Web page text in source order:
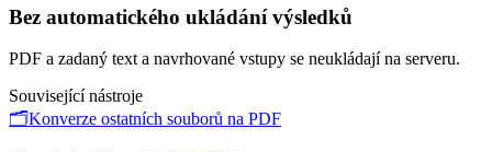
Bez automatického ukládání výsledků
PDF a zadaný text a navrhované vstupy se neukládají na serveru.
Související nástroje
🗂️Konverze ostatních souborů na PDF